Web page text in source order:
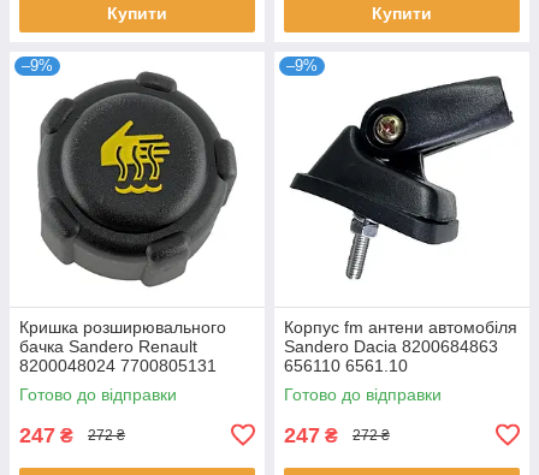
Купити Купити
–9%
Кришка розширювального
бачка Sandero Renault
8200048024 7700805131
7700805031 91166192 21430-
AX300
Готово до відправки
247 ₴ 272 ₴
–9%
Корпус fm антени автомобіля
Sandero Dacia 8200684863
656110 6561.10
Готово до відправки
247 ₴ 272 ₴